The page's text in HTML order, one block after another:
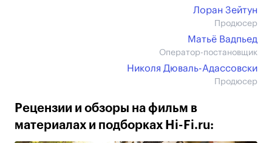
Лоран Зейтун
Продюсер
Матьё Вадпьед
Оператор-постановщик
Николя Дюваль-Адассовски
Продюсер
Рецензии и обзоры на фильм в
материалах и подборках Hi-Fi.ru: